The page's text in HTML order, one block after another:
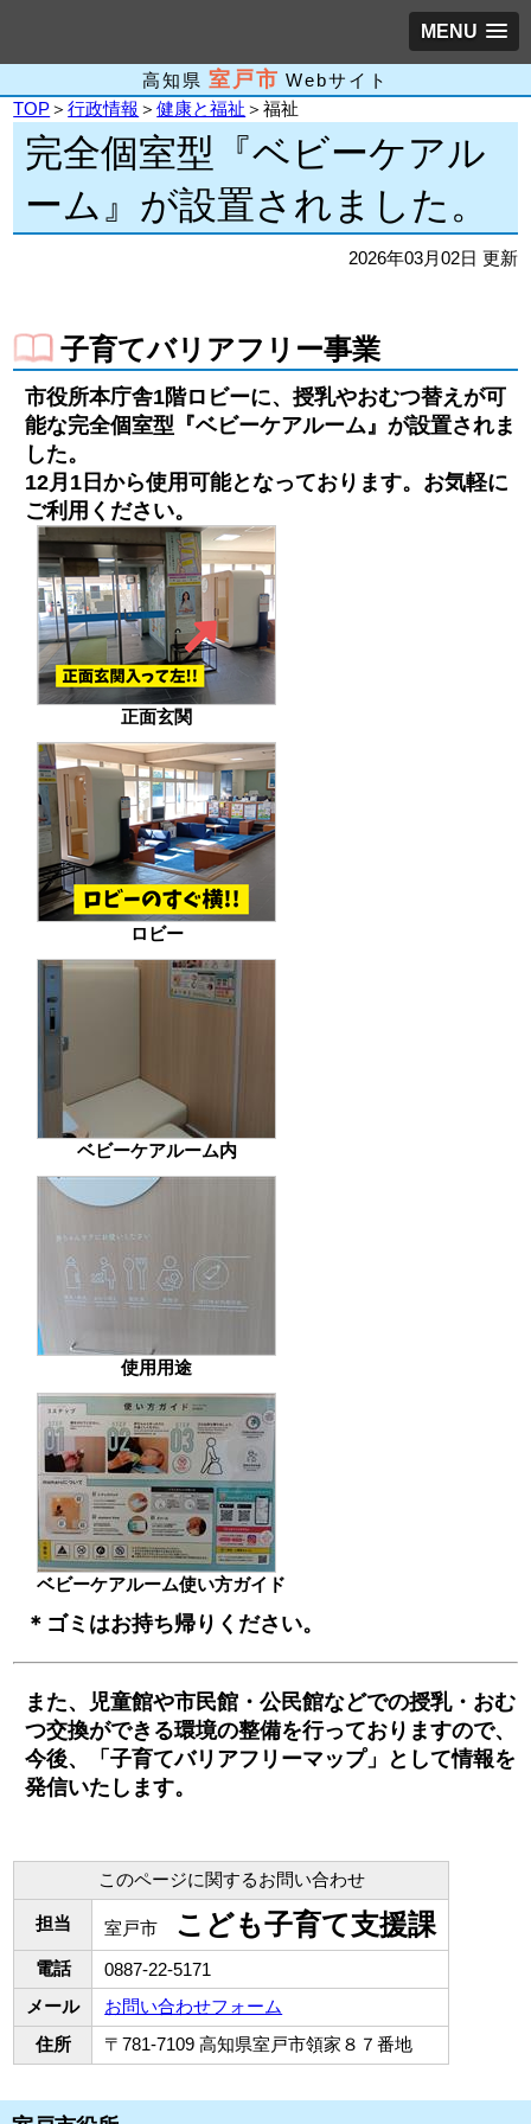
MENU
高知県 室戸市 Webサイト
TOP＞行政情報 ＞健康と福祉 ＞福祉
完全個室型『ベビーケアル
ーム』が設置されました。
2026年03月02日 更新
子育てバリアフリー事業
市役所本庁舎1階ロビーに、授乳やおむつ替えが可
能な完全個室型『ベビーケアルーム』が設置されま
した。
12月1日から使用可能となっております。お気軽に
ご利用ください。
正面玄関
ロビー
ベビーケアルーム内
使用用途
ベビーケアルーム使い方ガイド
＊ゴミはお持ち帰りください。
また、児童館や市民館・公民館などでの授乳・おむ
つ交換ができる環境の整備を行っておりますので、
今後、「子育てバリアフリーマップ」として情報を
発信いたします。
このページに関するお問い合わせ
担当 室戸市 こども子育て支援課
電話
0887-22-5171
メール
お問い合わせフォーム
住所
〒781-7109 高知県室戸市領家８７番地